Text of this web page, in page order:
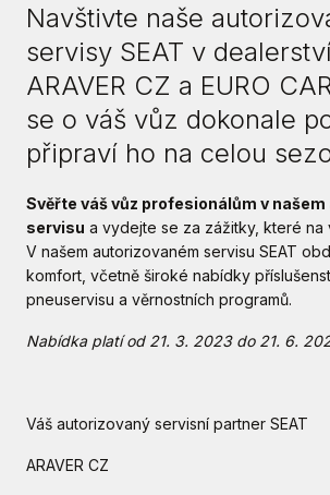
Navštivte naše
servisy SEAT v
ARAVER CZ a EURO
se o váš vůz dokonale
připraví ho na celou
Svěřte váš vůz profesionálům v
servisu a vydejte se za zážitky, které na
V našem autorizovaném servisu SEAT
komfort, včetně široké nabídky
pneuservisu a věrnostních programů.
Nabídka platí od 21. 3. 2023 do 21. 6.
Váš autorizovaný servisní partner SEAT
ARAVER CZ